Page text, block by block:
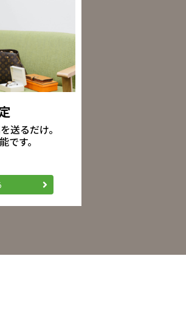
送るだけ。
です。